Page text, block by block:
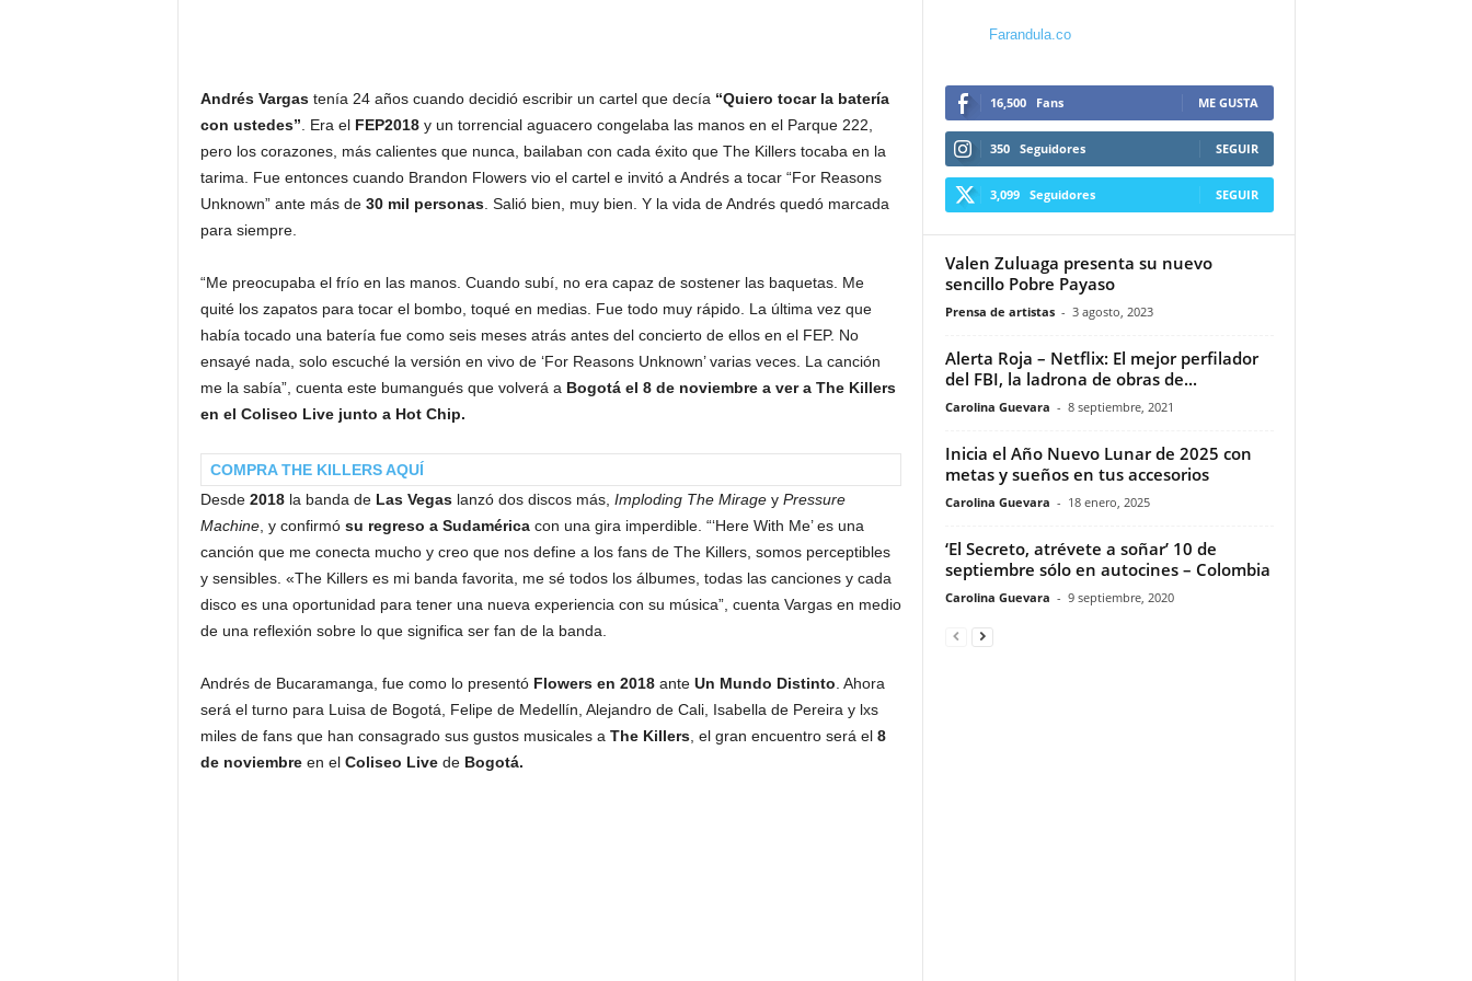
Andrés Vargastenía 24 años cuando decidió escribir un cartel que decía “Quiero tocar la batería
con ustedes” . Era el FEP2018y un torrencial aguacero congelaba las manos en el Parque 222,
pero los corazones, más calientes que nunca, bailaban con cada éxito que The Killers tocaba en la
tarima. Fue entonces cuando Brandon Flowers vio el cartel e invitó a Andrés a tocar “For Reasons
Unknown” ante más de 30 mil personas. Salió bien, muy bien. Y la vida de Andrés quedó marcada
para siempre.
“Me preocupaba el frío en las manos. Cuando subí, no era capaz de sostener las baquetas. Me
quité los zapatos para tocar el bombo, toqué en medias. Fue todo muy rápido. La última vez que
había tocado una batería fue como seis meses atrás antes del concierto de ellos en el FEP. No
ensayé nada, solo escuché la versión en vivo de ‘For Reasons Unknown’ varias veces. La canción
me la sabía”, cuenta este bumangués que volverá a Bogotá el 8 de noviembre a ver a The Killers
en el Coliseo Live junto a Hot Chip.
COMPRA THE KILLERS AQUÍ
Desde 2018la banda de Las Vegaslanzó dos discos más, Imploding The Miragey Pressure
Machine, y confirmó su regreso a Sudaméricacon una gira imperdible. “‘Here With Me’ es una
canción que me conecta mucho y creo que nos define a los fans de The Killers, somos perceptibles
y sensibles. «The Killers es mi banda favorita, me sé todos los álbumes, todas las canciones y cada
disco es una oportunidad para tener una nueva experiencia con su música”, cuenta Vargas en medio
de una reflexión sobre lo que significa ser fan de la banda.
Andrés de Bucaramanga, fue como lo presentó Flowers en 2018ante Un Mundo Distinto . Ahora
será el turno para Luisa de Bogotá, Felipe de Medellín, Alejandro de Cali, Isabella de Pereira y lxs
miles de fans que han consagrado sus gustos musicales a The Killers, el gran encuentro será el 8
de noviembre en el Coliseo Live de Bogotá.
Farandula.co
16,500 Fans ME GUSTA
350 Seguidores SEGUIR
3,099 Seguidores SEGUIR
Valen Zuluaga presenta su nuevo
sencillo Pobre Payaso
Prensa de artistas - 3 agosto, 2023
Alerta Roja – Netflix: El mejor perfilador
del FBI, la ladrona de obras de...
Carolina Guevara - 8 septiembre, 2021
Inicia el Año Nuevo Lunar de 2025 con
metas y sueños en tus accesorios
Carolina Guevara - 18 enero, 2025
‘El Secreto, atrévete a soñar’ 10 de
septiembre sólo en autocines – Colombia
Carolina Guevara - 9 septiembre, 2020